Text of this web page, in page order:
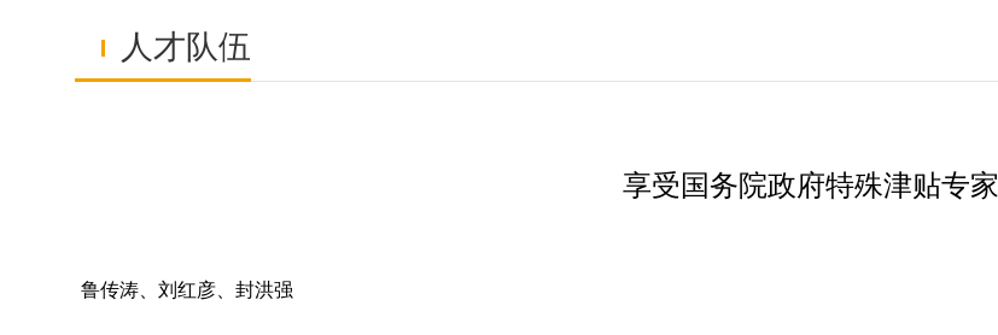
人才队伍
享受国务院政府特殊津贴专家
鲁传涛、刘红彦、封洪强